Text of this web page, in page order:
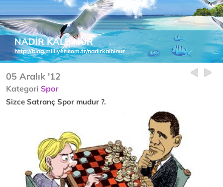
NADİR KALBİNUR
http://blog.milliyet.com.tr/nadirkalbinur
05 Aralık '12
Kategori Spor
Sizce Satranç Spor mudur ?.